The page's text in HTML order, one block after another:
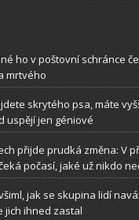
ho v poštovní schránce
mrtvého
skrytého psa, máte
uspějí jen géniové
přijde prudká změna: V
počasí, jaké už nikdo
jak se skupina lidí
jich ihned zastal